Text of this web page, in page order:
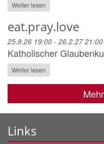
Weiter lesen
eat.pray.love
25.8.26 19:00 - 26.2.27 21:00
Katholischer
Weiter lesen
Links